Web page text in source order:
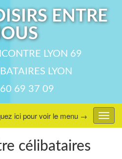
ENTRE
LYON 69
LYON
69 37 09
menu
ici pour voir le menu →
célibataires